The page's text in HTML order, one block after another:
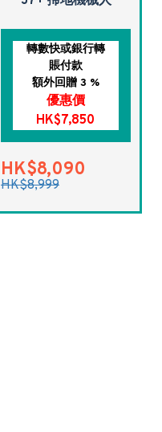
轉數快或銀行轉
賬付款
額外回贈 3 %
優惠價
HK$7,850
HK$8,090
HK$8,999